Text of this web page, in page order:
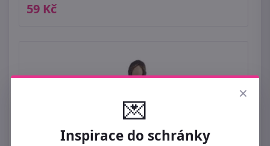
59 Kč
×
💌
Inspirace do schránky